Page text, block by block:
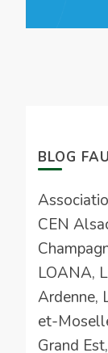
BLOG
CEN
LOANA,
Ardenne,
et-
Grand